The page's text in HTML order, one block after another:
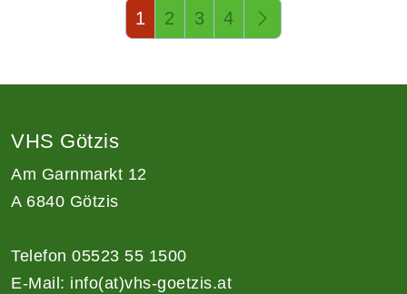
1 2 3 4
VHS Götzis
Am Garnmarkt 12
A 6840 Götzis
Telefon 05523 55 1500
E-Mail: info(at)vhs-goetzis.at